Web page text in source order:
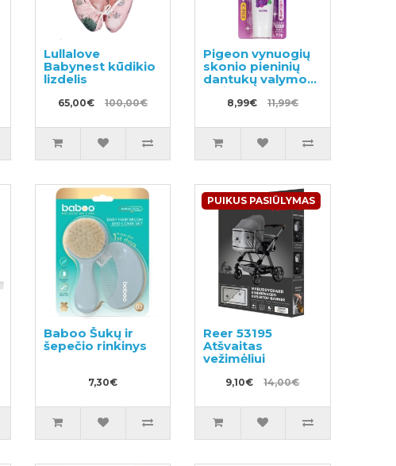
Lullalove
Babynest kūdikio
lizdelis
65,00€ 100,00€
Pigeon vynuogių
skonio pieninių
dantukų valymo
gelis 50g
8,99€ 11,99€
Baboo Šukų ir
šepečio rinkinys
7,30€
PUIKUS PASIŪLYMAS
Reer 53195
Atšvaitas
vežimėliui
9,10€ 14,00€